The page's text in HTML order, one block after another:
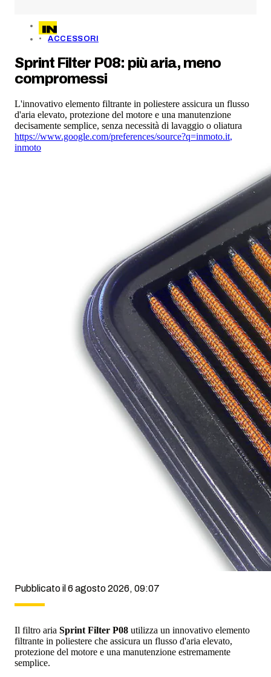
ACCESSORI
Sprint Filter P08: più aria, meno
compromessi
L'innovativo elemento filtrante in poliestere assicura un flusso
d'aria elevato, protezione del motore e una manutenzione
decisamente semplice, senza necessità di lavaggio o oliatura
https://www.google.com/preferences/source?q=inmoto.it,
inmoto
Pubblicato il 6 agosto 2026, 09:07
Il filtro aria Sprint Filter P08 utilizza un innovativo elemento
filtrante in poliestere che assicura un flusso d'aria elevato,
protezione del motore e una manutenzione estremamente
semplice.